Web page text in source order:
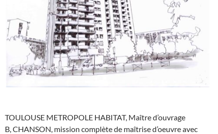
TOULOUSE METROPOLE HABITAT, Maître d’ouvrage
B, CHANSON, mission complète de maîtrise d’oeuvre avec